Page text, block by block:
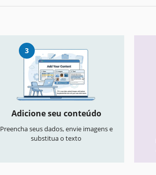
3
Adicione seu conteúdo
Preencha seus dados, envie imagens e
substitua o texto